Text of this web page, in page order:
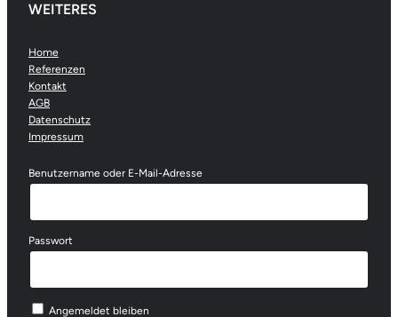
WEITERES
Home
Referenzen
Kontakt
AGB
Datenschutz
Impressum
Benutzername oder E-Mail-Adresse
Passwort
Angemeldet bleiben